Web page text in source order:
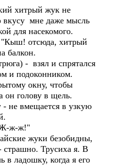
хитрый жук не
вкусу мне даже мысль
для насекомого.
"Кыш! отсюда, хитрый
балкон.
- взял и спрятался
и подоконником.
окну, чтобы
он голову в щель.
- не вмещается в узкую
ж-ж!"
жуки безобидны,
страшно. Трусиха я. В
в ладошку, когда я его